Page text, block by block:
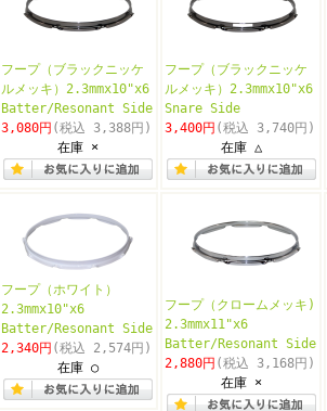
フープ（ブラックニッケ
ルメッキ）2.3mmx10"x6
Batter/Resonant Side
3,080円 (税込 3,388円)
在庫 ×
フープ（ブラックニッケ
ルメッキ）2.3mmx10"x6
Snare Side
3,400円 (税込 3,740円)
在庫 △
フープ（ホワイト）
2.3mmx10"x6
Batter/Resonant Side
2,340円 (税込 2,574円)
在庫 ○
フープ（クロームメッキ)
2.3mmx11"x6
Batter/Resonant Side
2,880円 (税込 3,168円)
在庫 ×